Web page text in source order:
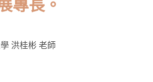
專長。
洪桂彬 老師